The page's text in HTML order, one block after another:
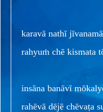
karavā nathī
rahyuṁ chē kismata
insāna banāvī
rahēvā dējē chēvaṭa